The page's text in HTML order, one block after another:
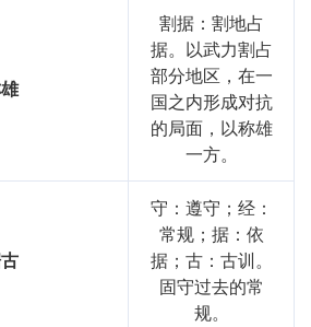
割据：割地占
据。以武力割占
部分地区，在一
国之内形成对抗
的局面，以称雄
一方。
守：遵守；经：
常规；据：依
据；古：古训。
固守过去的常
规。